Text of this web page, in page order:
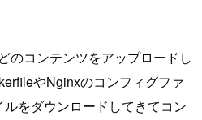
のコンテンツをアップロードし
やNginxのコンフィグファ
をダウンロードしてきてコン